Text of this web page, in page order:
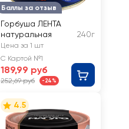
Баллы за отзыв
Горбуша ЛЕНТА
натуральная
240г
Цена за 1 шт
С Картой №1
189,99 руб
252,69 руб -24%
4.5